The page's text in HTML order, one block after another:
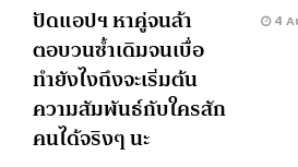
ปัดแอปฯ หาคู่จนล้า
ตอบวนซ้ำเดิมจนเบื่อ
ทำยังไงถึงจะเริ่มต้น
ความสัมพันธ์กับใครสัก
คนได้จริงๆ นะ
4